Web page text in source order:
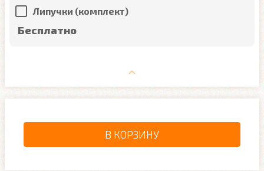
Липучки (комплект)
Бесплатно
В КОРЗИНУ